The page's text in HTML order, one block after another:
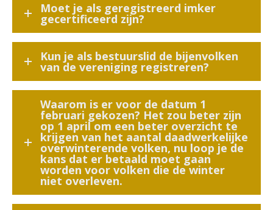
Moet je als geregistreerd imker
gecertificeerd zijn?
Kun je als bestuurslid de bijenvolken
van de vereniging registreren?
Waarom is er voor de datum 1
februari gekozen? Het zou beter zijn
op 1 april om een beter overzicht te
krijgen van het aantal daadwerkelijke
overwinterende volken, nu loop je de
kans dat er betaald moet gaan
worden voor volken die de winter
niet overleven.